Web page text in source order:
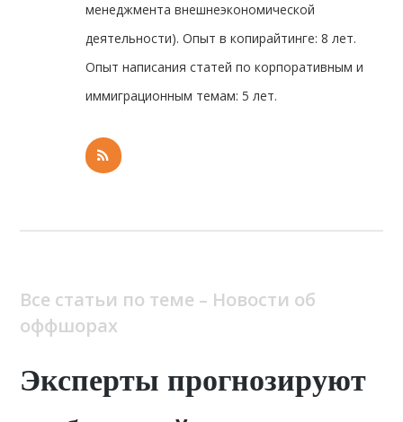
менеджмента внешнеэкономической
деятельности). Опыт в копирайтинге: 8 лет.
Опыт написания статей по корпоративным и
иммиграционным темам: 5 лет.
Все статьи по теме – Новости об
оффшорах
Эксперты прогнозируют